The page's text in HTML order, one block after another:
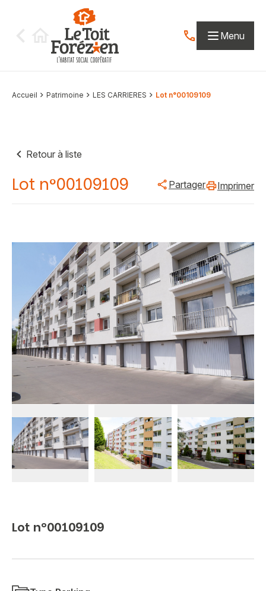
Contactez-nous
Menu
Accueil Patrimoine LES CARRIERES Lot n°00109109
Retour à liste
Lot n°00109109 Partager Imprimer
Lot n°00109109